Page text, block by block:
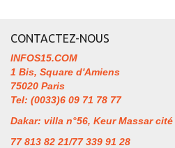
CONTACTEZ-NOUS
INFOS15.COM
1 Bis, Square d'Amiens
75020 Paris
Tel: (0033)6 09 71 78 77
Dakar: villa n°56, Keur Massar cité
77 813 82 21/77 339 91 28